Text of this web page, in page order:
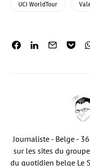
UCI WorldTour
Journaliste - Belge -
sur les sites du
du quotidien belge Le